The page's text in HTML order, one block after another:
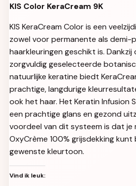
KIS Color KeraCream 9K
KIS KeraCream Color is een
zowel voor permanente als demi-
haarkleuringen geschikt is.
zorgvuldig geselecteerde
natuurlijke keratine biedt
prachtige, langdurige
ook het haar. Het Keratin Infusion
een prachtige glans en gezond
voordeel van dit systeem is dat je
OxyCrème 100% grijsdekking kunt
gewenste kleurtoon.
Vind ik leuk: